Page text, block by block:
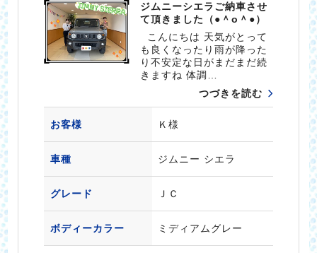
ジムニーシエラご納車させ
て頂きました（●＾o＾●）
こんにちは 天気がとって
も良くなったり雨が降った
り不安定な日がまだまだ続
きますね 体調…
つづきを読む
お客様 Ｋ様
車種 ジムニー シエラ
グレード ＪＣ
ボディーカラー ミディアムグレー